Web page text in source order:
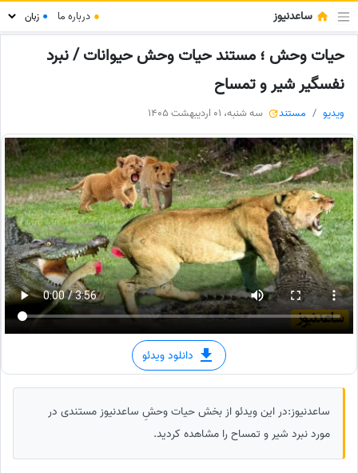
ساعدنیوز ● درباره ما ●
حیات وحش ؛ مستند حیات وحش حیوانات / نبرد
نفسگیر شیر و تمساح
ویدیو مستند سه شنبه، 01 اردیبهشت 1405
دانلود ویدئو
ساعدنیوز:در این ویدئو از بخش حیات وحشِ ساعدنیوز مستندی در
مورد نبرد شیر و تمساح را مشاهده کردید.